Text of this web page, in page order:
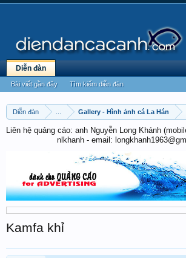
Diễn đàn Gallery - Hình ảnh cá La Hán
Liên hệ quảng cáo: anh Nguyễn Long Khánh
nlkhanh - email:
Kamfa khỉ
Diễn đàn
Bài viết gần đây Tìm kiếm diễn đàn